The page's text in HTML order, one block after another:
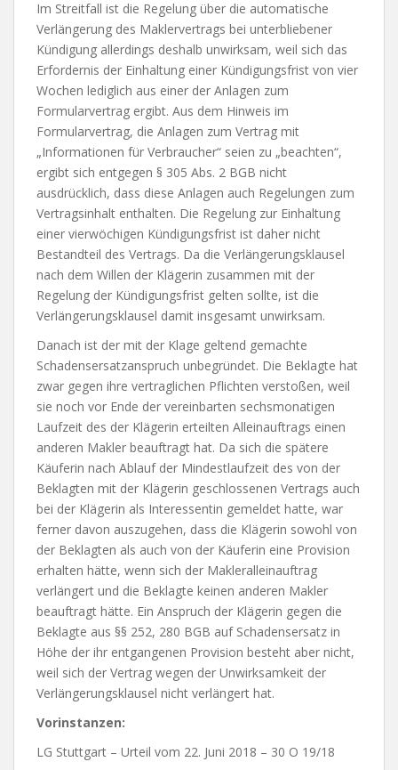
Im Streitfall ist die Regelung über die automatische
Verlängerung des Maklervertrags bei unterbliebener
Kündigung allerdings deshalb unwirksam, weil sich das
Erfordernis der Einhaltung einer Kündigungsfrist von vier
Wochen lediglich aus einer der Anlagen zum
Formularvertrag ergibt. Aus dem Hinweis im
Formularvertrag, die Anlagen zum Vertrag mit
„Informationen für Verbraucher“ seien zu „beachten“,
ergibt sich entgegen § 305 Abs. 2 BGB nicht
ausdrücklich, dass diese Anlagen auch Regelungen zum
Vertragsinhalt enthalten. Die Regelung zur Einhaltung
einer vierwöchigen Kündigungsfrist ist daher nicht
Bestandteil des Vertrags. Da die Verlängerungsklausel
nach dem Willen der Klägerin zusammen mit der
Regelung der Kündigungsfrist gelten sollte, ist die
Verlängerungsklausel damit insgesamt unwirksam.
Danach ist der mit der Klage geltend gemachte
Schadensersatzanspruch unbegründet. Die Beklagte hat
zwar gegen ihre vertraglichen Pflichten verstoßen, weil
sie noch vor Ende der vereinbarten sechsmonatigen
Laufzeit des der Klägerin erteilten Alleinauftrags einen
anderen Makler beauftragt hat. Da sich die spätere
Käuferin nach Ablauf der Mindestlaufzeit des von der
Beklagten mit der Klägerin geschlossenen Vertrags auch
bei der Klägerin als Interessentin gemeldet hatte, war
ferner davon auszugehen, dass die Klägerin sowohl von
der Beklagten als auch von der Käuferin eine Provision
erhalten hätte, wenn sich der Makleralleinauftrag
verlängert und die Beklagte keinen anderen Makler
beauftragt hätte. Ein Anspruch der Klägerin gegen die
Beklagte aus §§ 252, 280 BGB auf Schadensersatz in
Höhe der ihr entgangenen Provision besteht aber nicht,
weil sich der Vertrag wegen der Unwirksamkeit der
Verlängerungsklausel nicht verlängert hat.
Vorinstanzen:
LG Stuttgart – Urteil vom 22. Juni 2018 – 30 O 19/18